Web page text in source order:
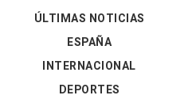
ÚLTIMAS NOTICIAS
ESPAÑA
INTERNACIONAL
DEPORTES